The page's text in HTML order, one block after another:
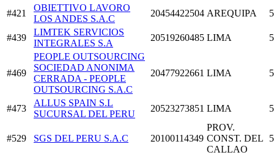
#421
OBIETTIVO LAVORO
LOS ANDES S.A.C
20454422504 AREQUIPA
#439
LIMTEK SERVICIOS
INTEGRALES S.A
20519260485 LIMA
#469
PEOPLE OUTSOURCING
SOCIEDAD ANONIMA
CERRADA - PEOPLE
OUTSOURCING S.A.C
20477922661 LIMA
#473
ALLUS SPAIN S.L
SUCURSAL DEL PERU
20523273851 LIMA
#529 SGS DEL PERU S.A.C 20100114349
PROV.
CONST. DEL
CALLAO